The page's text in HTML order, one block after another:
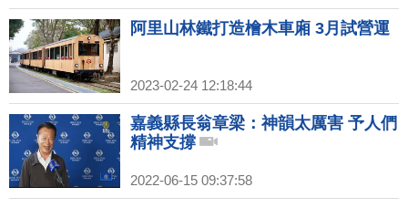
阿里山林鐵打造檜木車廂 3月試營運
2023-02-24 12:18:44
嘉義縣長翁章梁：神韻太厲害 予人們
精神支撐
2022-06-15 09:37:58